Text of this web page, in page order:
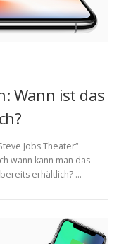
Wann ist das
Jobs Theater“
wann kann man das
erhältlich? …